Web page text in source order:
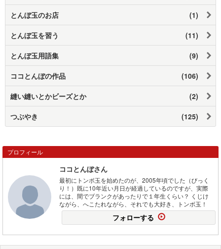
とんぼ玉のお店 (1)
とんぼ玉を習う (11)
とんぼ玉用語集 (9)
ココとんぼの作品 (106)
縫い縫いとかビーズとか (2)
つぶやき (125)
プロフィール
ココとんぼさん
最初にトンボ玉を始めたのが、2005年頃でした（びっく
り！）既に10年近い月日が経過しているのですが、実際
には、間でブランクがあったりで１年生くらい？ くじけ
ながら、へこたれながら、それでも大好き、トンボ玉！
フォローする